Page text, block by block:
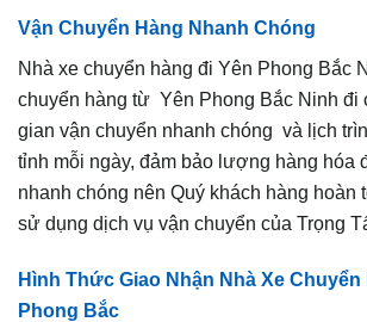
Vận Chuyển Hàng Nhanh Chóng
Nhà xe chuyển hàng đi Yên Phong Bắc
chuyển hàng từ Yên Phong Bắc Ninh đi
gian vận chuyển nhanh chóng và lịch
tỉnh mỗi ngày, đảm bảo lượng hàng hóa
nhanh chóng nên Quý khách hàng hoàn
sử dụng dịch vụ vận chuyển của Trọng
Hình Thức Giao Nhận Nhà Xe
Phong Bắc